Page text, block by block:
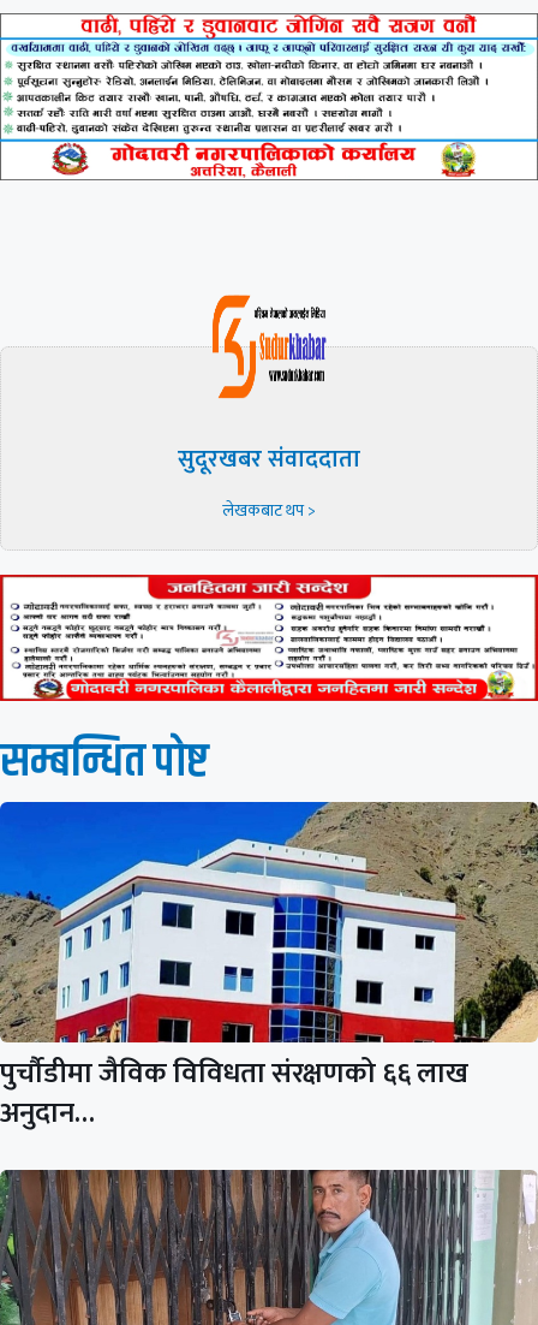
सुदूरखबर संवाददाता
लेखकबाट थप >
सम्बन्धित पाेष्ट
पुर्चौडीमा जैविक विविधता संरक्षणको ६६ लाख
अनुदान…